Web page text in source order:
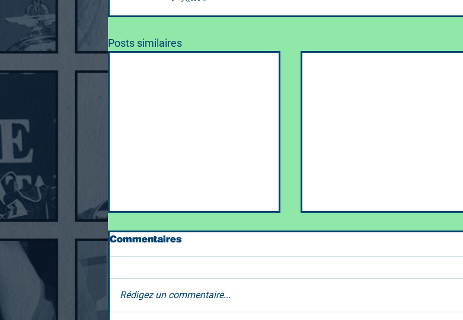
Posts similaires
Commentaires
Rédigez un commentaire...